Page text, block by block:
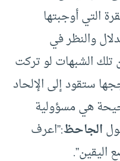
التي أوجبتها
والنظر في
تلك الشبهات لو تركت
ستقود إلى الإلحاد
هي مسؤولية
الجاحظ:”اعرف
اليقين”.